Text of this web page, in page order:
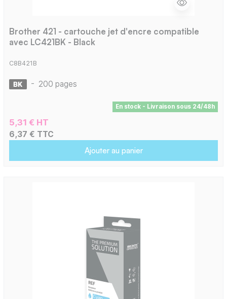
Brother 421 - cartouche jet d'encre compatible
avec LC421BK - Black
C8B421B
- 200 pages
En stock - Livraison sous 24/48h
5,31 € HT
6,37 € TTC
Ajouter au panier